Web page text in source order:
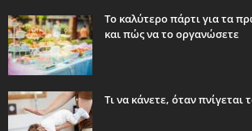
Το καλύτερο πάρτι για τα
και πώς να το οργανώσετε
Τι να κάνετε, όταν πνίγεται